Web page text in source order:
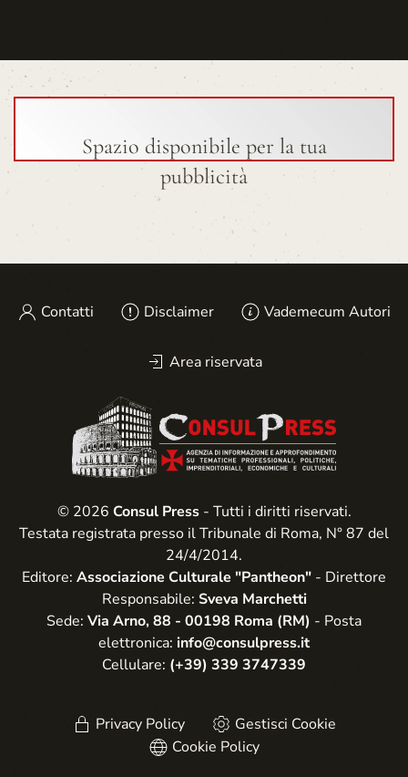
Spazio disponibile per la tua
pubblicità
Contatti Disclaimer Vademecum Autori
Area riservata
© 2026 Consul Press- Tutti i diritti riservati.
Testata registrata presso il Tribunale di Roma, N° 87 del
24/4/2014.
Editore: Associazione Culturale "Pantheon" - Direttore
Responsabile: Sveva Marchetti
Sede: Via Arno, 88 - 00198 Roma (RM) - Posta
elettronica: info@consulpress.it
Cellulare: (+39) 339 3747339
Privacy Policy
Gestisci Cookie
Cookie Policy